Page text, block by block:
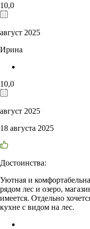
10,0
август 2025
Ирина
10,0
август 2025
18 августа 2025
Достоинства:
Уютная и
рядом лес и озеро,
имеется. Отдельно
кухне с видом на лес.